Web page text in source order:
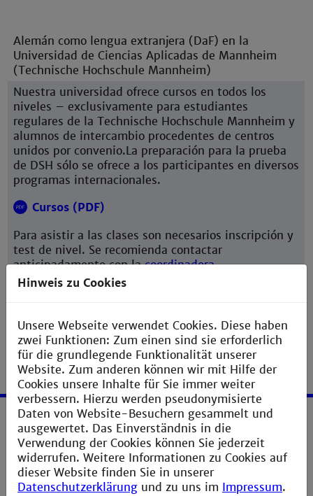
Alemán como lengua extranjera (DaF) en la
Universidad de Ciencias Aplicadas de Mannheim
(Technische Hochschule Mannheim)
Nuestra universidad ofrece cursos en todos los
niveles – exclusivamente para estudiantes
regulares de la Technische Hochschule Mannheim y
alumnos de intercambio procedentes de centros
unidos por convenio.La preparación para la prueba
de DSH sólo se ofrece a los participantes en diversos
programas internacionales.
Cursos (PDF)
Para asistir a las clases son necesarios inscripción y
test de nivel. Se recomienda contactar
anticipadamente con lacoordinadora.
Service
Impressum
Erklärung zur Barrierefreiheit
Hinweis zu Cookies
Unsere Webseite verwendet Cookies. Diese haben
zwei Funktionen: Zum einen sind sie erforderlich
für die grundlegende Funktionalität unserer
Website. Zum anderen können wir mit Hilfe der
Cookies unsere Inhalte für Sie immer weiter
verbessern. Hierzu werden pseudonymisierte
Daten von Website-Besuchern gesammelt und
ausgewertet. Das Einverständnis in die
Verwendung der Cookies können Sie jederzeit
widerrufen. Weitere Informationen zu Cookies auf
dieser Website finden Sie in unserer
Datenschutzerklärung und zu uns im Impressum.